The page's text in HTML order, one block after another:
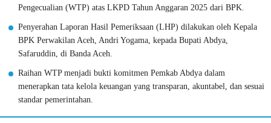
Pengecualian (WTP) atas LKPD Tahun Anggaran 2025 dari BPK.
Penyerahan Laporan Hasil Pemeriksaan (LHP) dilakukan oleh Kepala
BPK Perwakilan Aceh, Andri Yogama, kepada Bupati Abdya,
Safaruddin, di Banda Aceh.
Raihan WTP menjadi bukti komitmen Pemkab Abdya dalam
menerapkan tata kelola keuangan yang transparan, akuntabel, dan sesuai
standar pemerintahan.